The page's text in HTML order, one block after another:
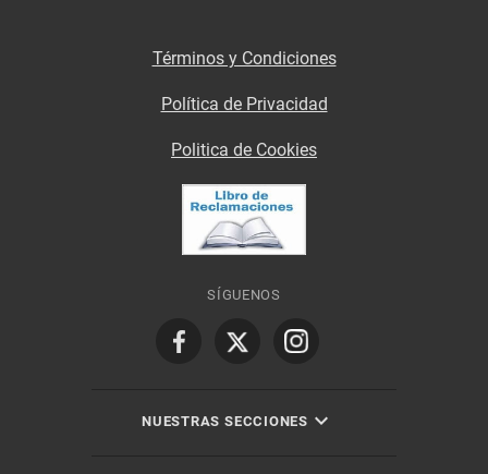
Términos y Condiciones
Política de Privacidad
Politica de Cookies
SÍGUENOS
NUESTRAS SECCIONES